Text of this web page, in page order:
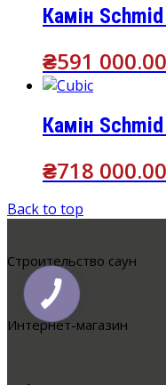
Камін
₴591 000.00
Камін
₴718 000.00
Back to top
Cтроительство саун
Интернет-магазин